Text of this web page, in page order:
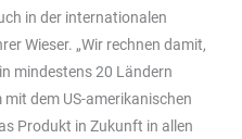
in der internationalen
Wieser. „Wir rechnen damit,
mindestens 20 Ländern
dem US-amerikanischen
Produkt in Zukunft in allen